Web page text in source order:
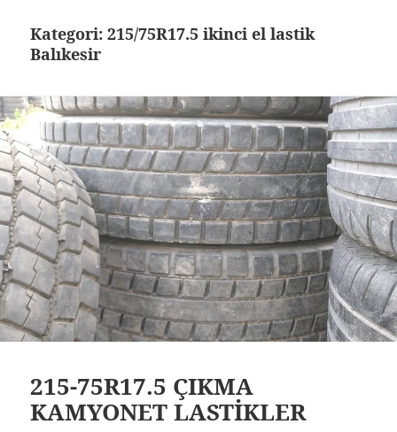
Kategori:215/75R17.5 ikinci el lastik
Balıkesir
215-75R17.5 ÇIKMA
KAMYONET LASTİKLER